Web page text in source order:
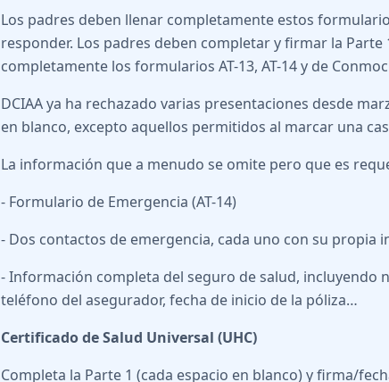
Los padres deben llenar completamente estos
responder. Los padres deben completar y firmar la Parte
completamente los formularios AT-13, AT-14 y de
DCIAA ya ha rechazado varias presentaciones desde
en blanco, excepto aquellos permitidos al marcar una
La información que a menudo se omite pero que es
- Formulario de Emergencia (AT-14)
- Dos contactos de emergencia, cada uno con su propia
- Información completa del seguro de salud, incluyendo
teléfono del asegurador, fecha de inicio de la póliza…
Certificado de Salud Universal (UHC)
Completa la Parte 1 (cada espacio en blanco) y firma/